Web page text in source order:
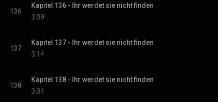
136
Kapitel 136 - Ihr werdet sie nicht finden
3:09
137
Kapitel 137 - Ihr werdet sie nicht finden
3:14
138
Kapitel 138 - Ihr werdet sie nicht finden
3:04